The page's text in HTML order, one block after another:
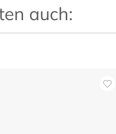
auch: